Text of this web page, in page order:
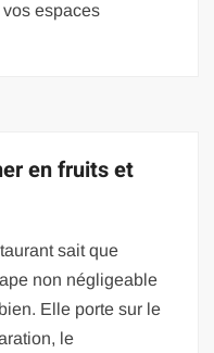
espaces
en fruits et
sait que
non négligeable
Elle porte sur le
le